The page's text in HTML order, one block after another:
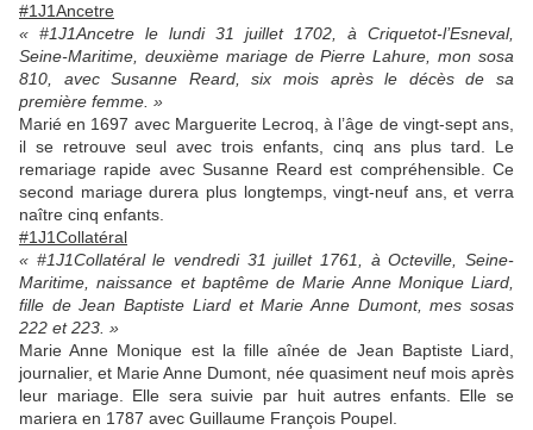
#1J1Ancetre
« #1J1Ancetre le lundi 31 juillet 1702, à Criquetot-l’Esneval,
Seine-Maritime, deuxième mariage de Pierre Lahure, mon sosa
810, avec Susanne Reard, six mois après le décès de sa
première femme. »
Marié en 1697 avec Marguerite Lecroq, à l’âge de vingt-sept ans,
il se retrouve seul avec trois enfants, cinq ans plus tard. Le
remariage rapide avec Susanne Reard est compréhensible. Ce
second mariage durera plus longtemps, vingt-neuf ans, et verra
naître cinq enfants.
#1J1Collatéral
« #1J1Collatéral le vendredi 31 juillet 1761, à Octeville, Seine-
Maritime, naissance et baptême de Marie Anne Monique Liard,
fille de Jean Baptiste Liard et Marie Anne Dumont, mes sosas
222 et 223. »
Marie Anne Monique est la fille aînée de Jean Baptiste Liard,
journalier, et Marie Anne Dumont, née quasiment neuf mois après
leur mariage. Elle sera suivie par huit autres enfants. Elle se
mariera en 1787 avec Guillaume François Poupel.